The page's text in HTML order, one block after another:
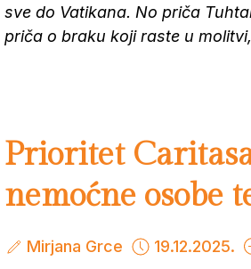
sve do Vatikana. No priča
priča o braku koji raste u
Prioritet
nemoćne osobe
Mirjana Grce 19.12.2025.